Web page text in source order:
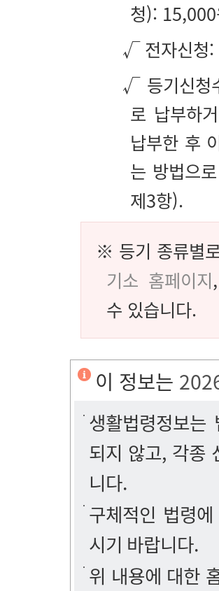
청):
√ 전자신청
√ 등기신청
로 납부하
납부한 후
는 방법으
제3항).
※ 등기 종류별
기소 홈페이지
수 있습니다.
이 정보는
생활법령정보
되지 않고, 각종
니다.
구체적인 법령
시기 바랍니다.
위 내용에 대한